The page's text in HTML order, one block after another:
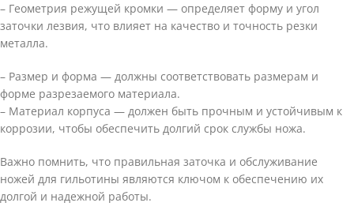
– Геометрия режущей кромки — определяет форму и угол
заточки лезвия, что влияет на качество и точность резки
металла.
– Размер и форма — должны соответствовать размерам и
форме разрезаемого материала.
– Материал корпуса — должен быть прочным и устойчивым к
коррозии, чтобы обеспечить долгий срок службы ножа.
Важно помнить, что правильная заточка и обслуживание
ножей для гильотины являются ключом к обеспечению их
долгой и надежной работы.